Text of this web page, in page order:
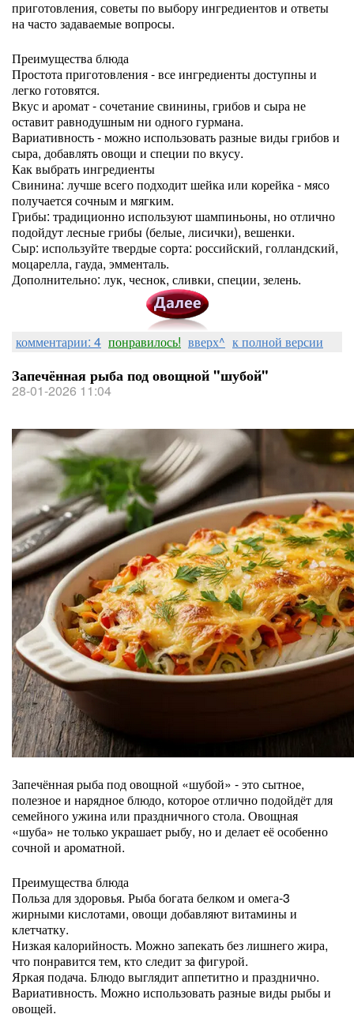
приготовления, советы по выбору ингредиентов и ответы
на часто задаваемые вопросы.
Преимущества блюда
Простота приготовления - все ингредиенты доступны и
легко готовятся.
Вкус и аромат - сочетание свинины, грибов и сыра не
оставит равнодушным ни одного гурмана.
Вариативность - можно использовать разные виды грибов и
сыра, добавлять овощи и специи по вкусу.
Как выбрать ингредиенты
Свинина: лучше всего подходит шейка или корейка - мясо
получается сочным и мягким.
Грибы: традиционно используют шампиньоны, но отлично
подойдут лесные грибы (белые, лисички), вешенки.
Сыр: используйте твердые сорта: российский, голландский,
моцарелла, гауда, эмменталь.
Дополнительно: лук, чеснок, сливки, специи, зелень.
комментарии: 4 понравилось! вверх^ к полной версии
Запечённая рыба под овощной "шубой"
28-01-2026 11:04
Запечённая рыба под овощной «шубой» - это сытное,
полезное и нарядное блюдо, которое отлично подойдёт для
семейного ужина или праздничного стола. Овощная
«шуба» не только украшает рыбу, но и делает её особенно
сочной и ароматной.
Преимущества блюда
Польза для здоровья. Рыба богата белком и омега-3
жирными кислотами, овощи добавляют витамины и
клетчатку.
Низкая калорийность. Можно запекать без лишнего жира,
что понравится тем, кто следит за фигурой.
Яркая подача. Блюдо выглядит аппетитно и празднично.
Вариативность. Можно использовать разные виды рыбы и
овощей.